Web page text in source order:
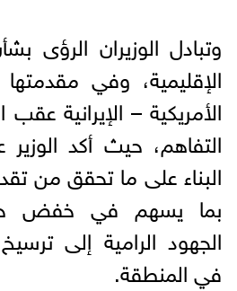
وتبادل الوزيران الرؤى
الإقليمية، وفي
الأمريكية – الإيرانية
التفاهم، حيث أكد
البناء على ما تحقق من
بما يسهم في خفض
الجهود الرامية إلى
في المنطقة.